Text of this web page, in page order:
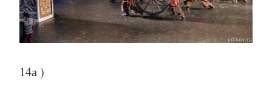
14а )